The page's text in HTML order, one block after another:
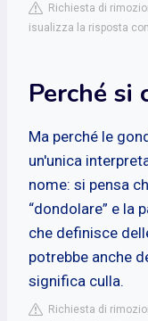
Richiesta di
isualizza la risposta
Perché si
Ma perché le
un'unica
nome: si pensa
“dondolare” e la
che definisce
potrebbe anche
significa culla.
Richiesta di